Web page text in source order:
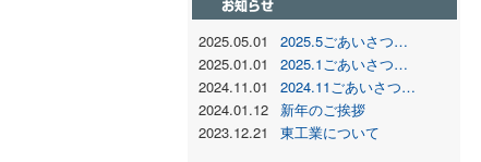
2025.05.01
2025.5ごあいさつ…
2025.01.01
2025.1ごあいさつ…
2024.11.01
2024.11ごあいさつ…
2024.01.12
新年のご挨拶
2023.12.21
東工業について